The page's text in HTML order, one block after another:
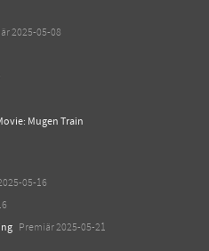
2025-05-08
Mugen Train
05-16
Premiär 2025-05-21